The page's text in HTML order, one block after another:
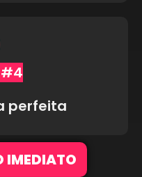
#4
perfeita
IMEDIATO